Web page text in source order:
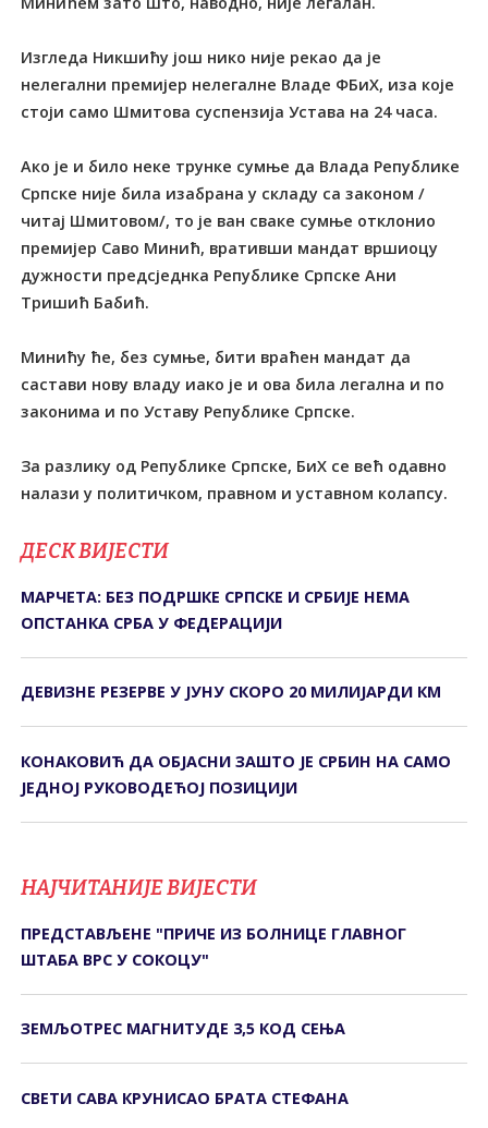
Изгледа Никшићу још нико није рекао да је
нелегални премијер нелегалне Владе ФБиХ, иза које
стоји само Шмитова суспензија Устава на 24 часа.
Ако је и било неке трунке сумње да Влада Републике
Српске није била изабрана у складу са законом /
читај Шмитовом/, то је ван сваке сумње отклонио
премијер Саво Минић, вративши мандат вршиоцу
дужности предсједнка Републике Српске Ани
Тришић Бабић.
Минићу ће, без сумње, бити враћен мандат да
састави нову владу иако је и ова била легална и по
законима и по Уставу Републике Српске.
За разлику од Републике Српске, БиХ се већ одавно
налази у политичком, правном и уставном колапсу.
ДЕСК ВИЈЕСТИ
МАРЧЕТА: БЕЗ ПОДРШКЕ СРПСКЕ И СРБИЈЕ НЕМА
ОПСТАНКА СРБА У ФЕДЕРАЦИЈИ
ДЕВИЗНЕ РЕЗЕРВЕ У ЈУНУ СКОРО 20 МИЛИЈАРДИ КМ
КОНАКОВИЋ ДА ОБЈАСНИ ЗАШТО ЈЕ СРБИН НА САМО
ЈЕДНОЈ РУКОВОДЕЋОЈ ПОЗИЦИЈИ
НАЈЧИТАНИЈЕ ВИЈЕСТИ
ПРЕДСТАВЉЕНЕ "ПРИЧЕ ИЗ БОЛНИЦЕ ГЛАВНОГ
ШТАБА ВРС У СОКОЦУ"
ЗЕМЉОТРЕС МАГНИТУДЕ 3,5 КОД СЕЊА
СВЕТИ САВА КРУНИСАО БРАТА СТЕФАНА